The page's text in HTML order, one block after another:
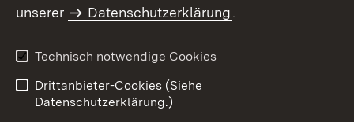
unserer
Datenschutzerklärung.
Technisch notwendige Cookies
Drittanbieter-Cookies (Siehe
Datenschutzerklärung.)